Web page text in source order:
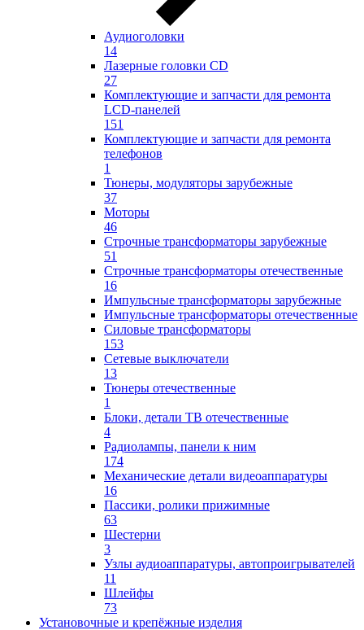
Аудиоголовки
14
Лазерные головки CD
27
Комплектующие и запчасти для ремонта
LCD-панелей
151
Комплектующие и запчасти для ремонта
телефонов
1
Тюнеры, модуляторы зарубежные
37
Моторы
46
Строчные трансформаторы зарубежные
51
Строчные трансформаторы отечественные
16
Импульсные трансформаторы зарубежные
Импульсные трансформаторы отечественные
Силовые трансформаторы
153
Сетевые выключатели
13
Тюнеры отечественные
1
Блоки, детали ТВ отечественные
4
Радиолампы, панели к ним
174
Механические детали видеоаппаратуры
16
Пассики, ролики прижимные
63
Шестерни
3
Узлы аудиоаппаратуры, автопроигрывателей
11
Шлейфы
73
Установочные и крепёжные изделия